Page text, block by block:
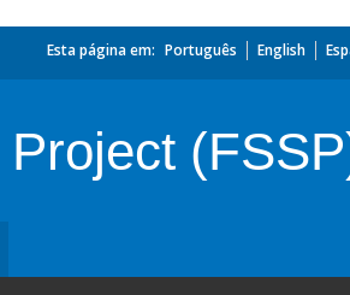
Esta página em: Português English